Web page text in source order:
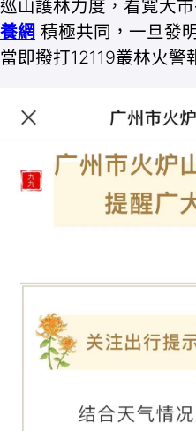
巡山護林力度，看寬大
養網 積極共同，一旦發
當即撥打12119叢林火警